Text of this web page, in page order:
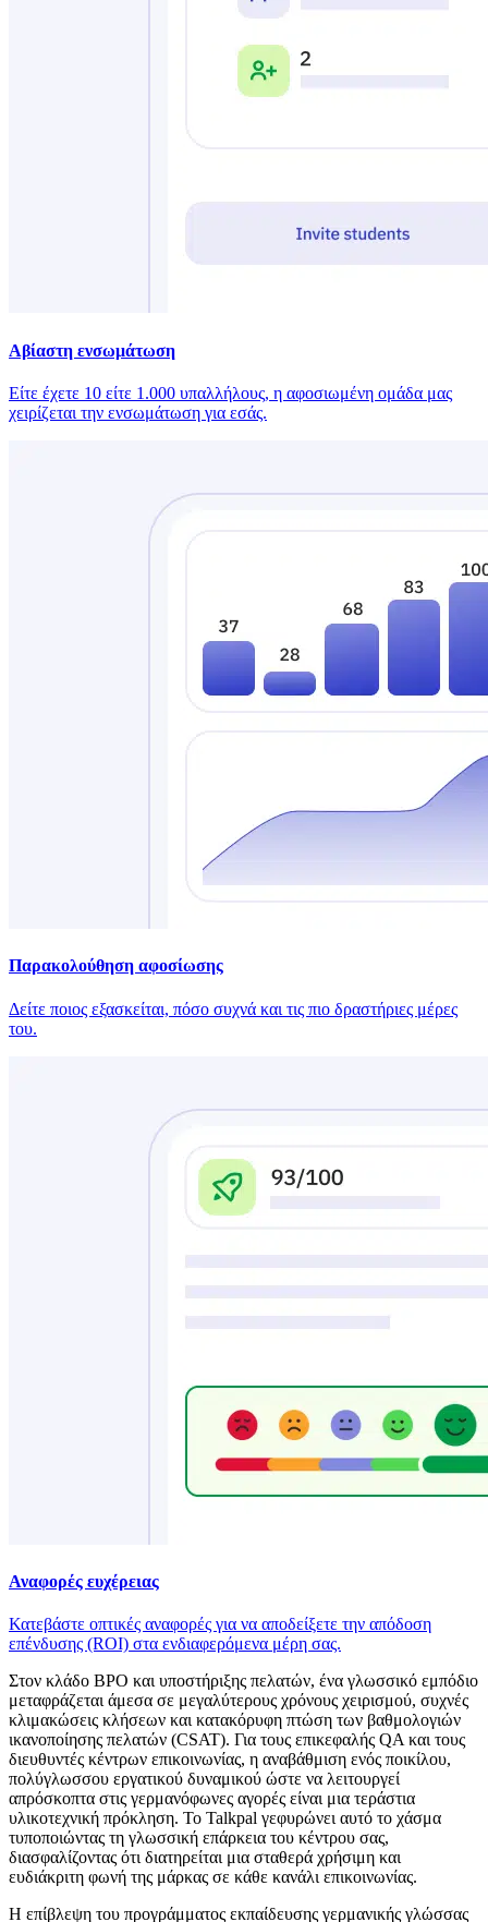
Αβίαστη ενσωμάτωση
Είτε έχετε 10 είτε 1.000 υπαλλήλους, η αφοσιωμένη ομάδα μας
χειρίζεται την ενσωμάτωση για εσάς.
Παρακολούθηση αφοσίωσης
Δείτε ποιος εξασκείται, πόσο συχνά και τις πιο δραστήριες μέρες
του.
Αναφορές ευχέρειας
Κατεβάστε οπτικές αναφορές για να αποδείξετε την απόδοση
επένδυσης (ROI) στα ενδιαφερόμενα μέρη σας.
Στον κλάδο BPO και υποστήριξης πελατών, ένα γλωσσικό εμπόδιο
μεταφράζεται άμεσα σε μεγαλύτερους χρόνους χειρισμού, συχνές
κλιμακώσεις κλήσεων και κατακόρυφη πτώση των βαθμολογιών
ικανοποίησης πελατών (CSAT). Για τους επικεφαλής QA και τους
διευθυντές κέντρων επικοινωνίας, η αναβάθμιση ενός ποικίλου,
πολύγλωσσου εργατικού δυναμικού ώστε να λειτουργεί
απρόσκοπτα στις γερμανόφωνες αγορές είναι μια τεράστια
υλικοτεχνική πρόκληση. Το Talkpal γεφυρώνει αυτό το χάσμα
τυποποιώντας τη γλωσσική επάρκεια του κέντρου σας,
διασφαλίζοντας ότι διατηρείται μια σταθερά χρήσιμη και
ευδιάκριτη φωνή της μάρκας σε κάθε κανάλι επικοινωνίας.
Η επίβλεψη του προγράμματος εκπαίδευσης γερμανικής γλώσσας